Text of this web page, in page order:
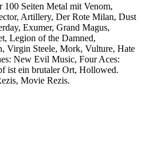
100 Seiten Metal mit Venom,
Artillery, Der Rote Milan, Dust
Exumer, Grand Magus,
Legion of the Damned,
Virgin Steele, Mork, Vulture, Hate
New Evil Music, Four Aces:
ist ein brutaler Ort, Hollowed.
Movie Rezis.